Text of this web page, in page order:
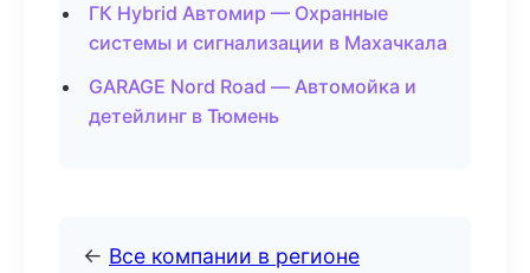
ГК Hybrid Автомир — Охранные
системы и сигнализации в Махачкала
GARAGE Nord Road — Автомойка и
детейлинг в Тюмень
← Все компании в регионе